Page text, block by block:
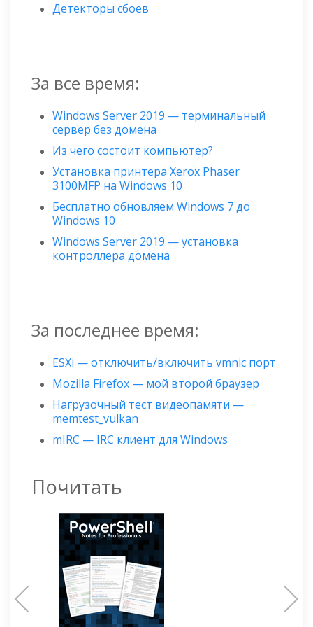
Детекторы сбоев
За все время:
Windows Server 2019 — терминальный
сервер без домена
Из чего состоит компьютер?
Установка принтера Xerox Phaser
3100MFP на Windows 10
Бесплатно обновляем Windows 7 до
Windows 10
Windows Server 2019 — установка
контроллера домена
За последнее время:
ESXi — отключить/включить vmnic порт
Mozilla Firefox — мой второй браузер
Нагрузочный тест видеопамяти —
memtest_vulkan
mIRC — IRC клиент для Windows
Почитать